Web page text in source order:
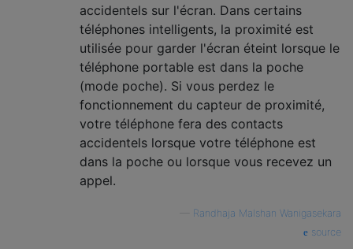
accidentels sur l'écran. Dans certains
téléphones intelligents, la proximité est
utilisée pour garder l'écran éteint lorsque le
téléphone portable est dans la poche
(mode poche). Si vous perdez le
fonctionnement du capteur de proximité,
votre téléphone fera des contacts
accidentels lorsque votre téléphone est
dans la poche ou lorsque vous recevez un
appel.
Randhaja Malshan Wanigasekara
source